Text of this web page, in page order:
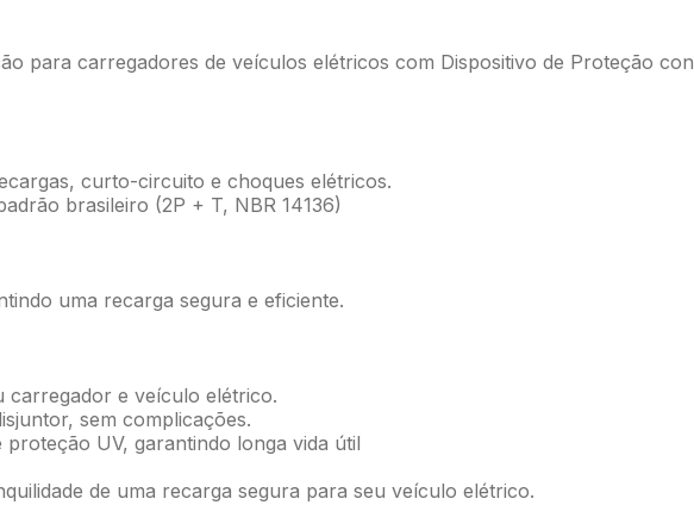
para carregadores de veículos elétricos com Dispositivo de Proteção
curto-circuito e choques elétricos.
brasileiro (2P + T, NBR 14136)
uma recarga segura e eficiente.
carregador e veículo elétrico.
sem complicações.
UV, garantindo longa vida útil
de uma recarga segura para seu veículo elétrico.